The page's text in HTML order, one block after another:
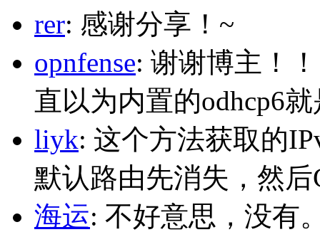
rer: 感谢分享！~
opnfense: 谢谢博主！
直以为内置的odhcp6
liyk: 这个方法获取的
默认路由先消失，然
海运: 不好意思，没有